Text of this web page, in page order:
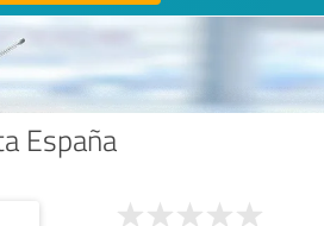
España